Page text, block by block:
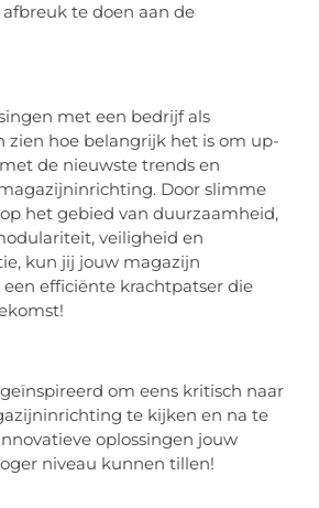
te doen aan de
met een bedrijf als
zien hoe belangrijk het is om up-
de nieuwste trends en
Door slimme
het gebied van duurzaamheid,
veiligheid en
kun jij jouw magazijn
efficiënte krachtpatser die
om eens kritisch naar
te kijken en na te
oplossingen jouw
niveau kunnen tillen!